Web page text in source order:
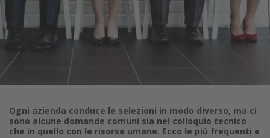
Ogni azienda conduce le selezioni in modo diverso, ma ci
sono alcune domande comuni sia nel colloquio tecnico
che in quello con le risorse umane. Ecco le più frequenti e